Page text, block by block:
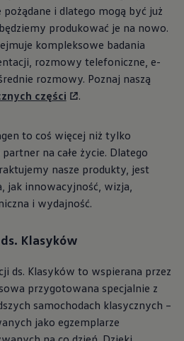
Instrukcja Obsługi
dla klientów
o pojeździe
i sygnalizacyjne
i generacje – archiwum oraz
użytkowników Volkswagena
użytkowników Volkswagena
usługi serwisowe
serwisowania
hybrydowe
krok po kroku – poradnik
pożądane i dlatego mogą być już
produkować je na nowo.
kompleksowe badania
rozmowy telefoniczne, e-
rozmowy. Poznaj naszą
części
.
to coś więcej niż tylko
na całe życie. Dlatego
nasze produkty, jest
jak innowacyjność, wizja,
i wydajność.
Klasyków
ds. Klasyków to wspierana przez
przygotowana specjalnie z
samochodach klasycznych –
jako egzemplarze